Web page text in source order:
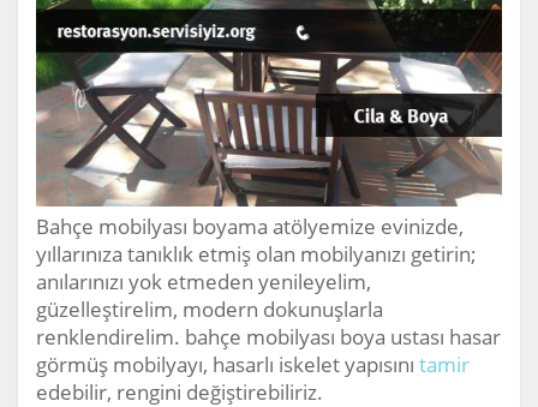
Bahçe mobilyası boyama atölyemize evinizde,
yıllarınıza tanıklık etmiş olan mobilyanızı getirin;
anılarınızı yok etmeden yenileyelim,
güzelleştirelim, modern dokunuşlarla
renklendirelim. bahçe mobilyası boya ustası hasar
görmüş mobilyayı, hasarlı iskelet yapısını tamir
edebilir, rengini değiştirebiliriz.